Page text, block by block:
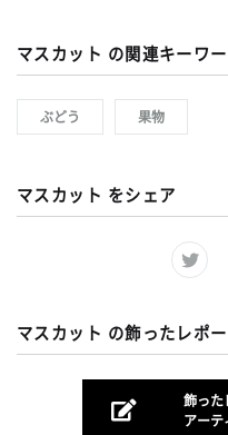
マスカット の関連キーワ
ぶどう 果物
マスカット をシェア
マスカット の飾ったレポ
飾った
アーテ